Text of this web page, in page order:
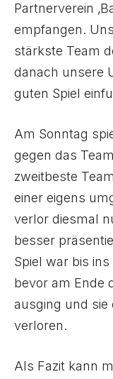
Partnerverein
empfangen.
stärkste Team
danach unsere
guten Spiel
Am Sonntag
gegen das
zweitbeste
einer eigens
verlor diesmal
besser
Spiel war bis
bevor am Ende
ausging und sie
verloren.
Als Fazit kann